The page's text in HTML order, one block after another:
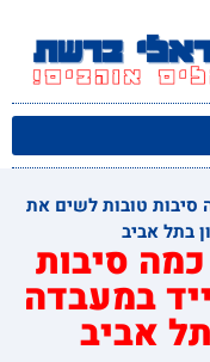
סיבות טובות לשים את
בתל אביב
סיבות
במעבדה
אביב